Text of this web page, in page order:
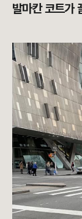
발마칸 코트가